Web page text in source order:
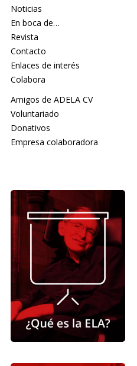
Noticias
En boca de…
Revista
Contacto
Enlaces de interés
Colabora
Amigos de ADELA CV
Voluntariado
Donativos
Empresa colaboradora